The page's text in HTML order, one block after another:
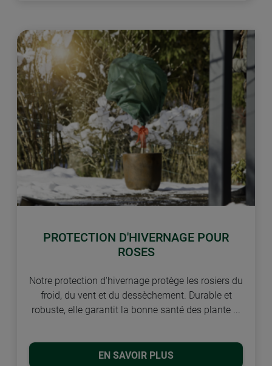
PROTECTION D'HIVERNAGE POUR
ROSES
Notre protection d'hivernage protège les rosiers du
froid, du vent et du dessèchement. Durable et
robuste, elle garantit la bonne santé des plante ...
EN SAVOIR PLUS